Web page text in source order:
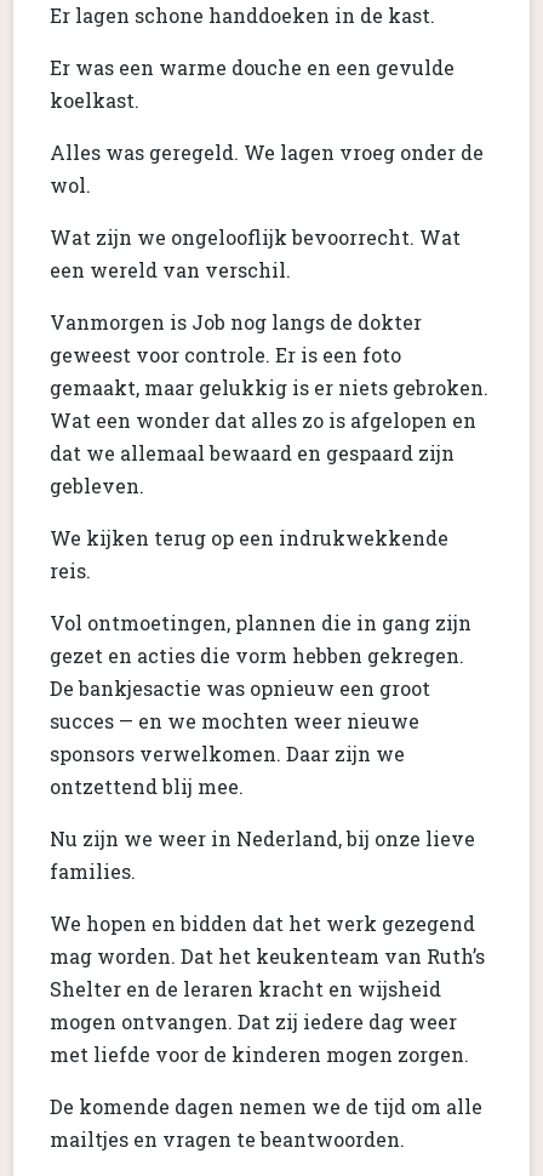
Er lagen schone handdoeken in de kast.
Er was een warme douche en een gevulde
koelkast.
Alles was geregeld. We lagen vroeg onder de
wol.
Wat zijn we ongelooflijk bevoorrecht. Wat
een wereld van verschil.
Vanmorgen is Job nog langs de dokter
geweest voor controle. Er is een foto
gemaakt, maar gelukkig is er niets gebroken.
Wat een wonder dat alles zo is afgelopen en
dat we allemaal bewaard en gespaard zijn
gebleven.
We kijken terug op een indrukwekkende
reis.
Vol ontmoetingen, plannen die in gang zijn
gezet en acties die vorm hebben gekregen.
De bankjesactie was opnieuw een groot
succes — en we mochten weer nieuwe
sponsors verwelkomen. Daar zijn we
ontzettend blij mee.
Nu zijn we weer in Nederland, bij onze lieve
families.
We hopen en bidden dat het werk gezegend
mag worden. Dat het keukenteam van Ruth’s
Shelter en de leraren kracht en wijsheid
mogen ontvangen. Dat zij iedere dag weer
met liefde voor de kinderen mogen zorgen.
De komende dagen nemen we de tijd om alle
mailtjes en vragen te beantwoorden.